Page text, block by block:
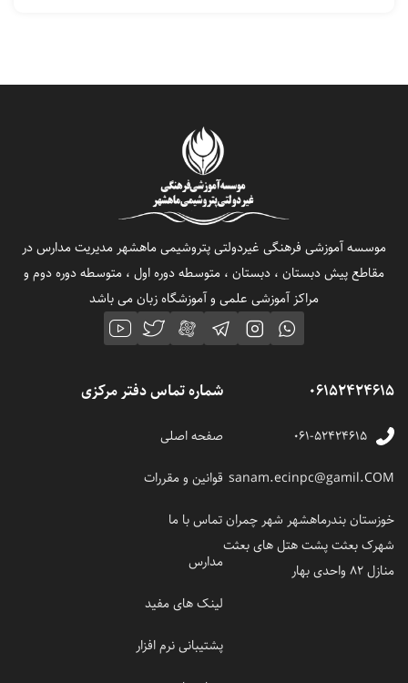
06152424615
۰۶۱-۵۲۴۲۴۶۱۵
sanam.ecinpc@gamil.COM
خوزستان بندرماهشهر شهر چمران
شهرک بعثت پشت هتل های بعثت
منازل 82 واحدی بهار
موسسه آموزشی فرهنگی غیردولتی پتروشیمی ماهشهر مدیریت مدارس در
مقاطع پیش دبستان ، دبستان ، متوسطه دوره اول ، متوسطه دوره دوم و
مراکز آموزشی علمی و آموزشگاه زبان می باشد
شماره تماس دفتر مرکزی
صفحه اصلی
قوانین و مقررات
تماس با ما
مدارس
لینک های مفید
پشتیبانی نرم افزار